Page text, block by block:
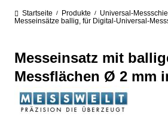
Startseite / Produkte / Universal-
Messeinsätze ballig, für Digital-Universal-
Messeinsatz mit
Messflächen Ø 2 mm